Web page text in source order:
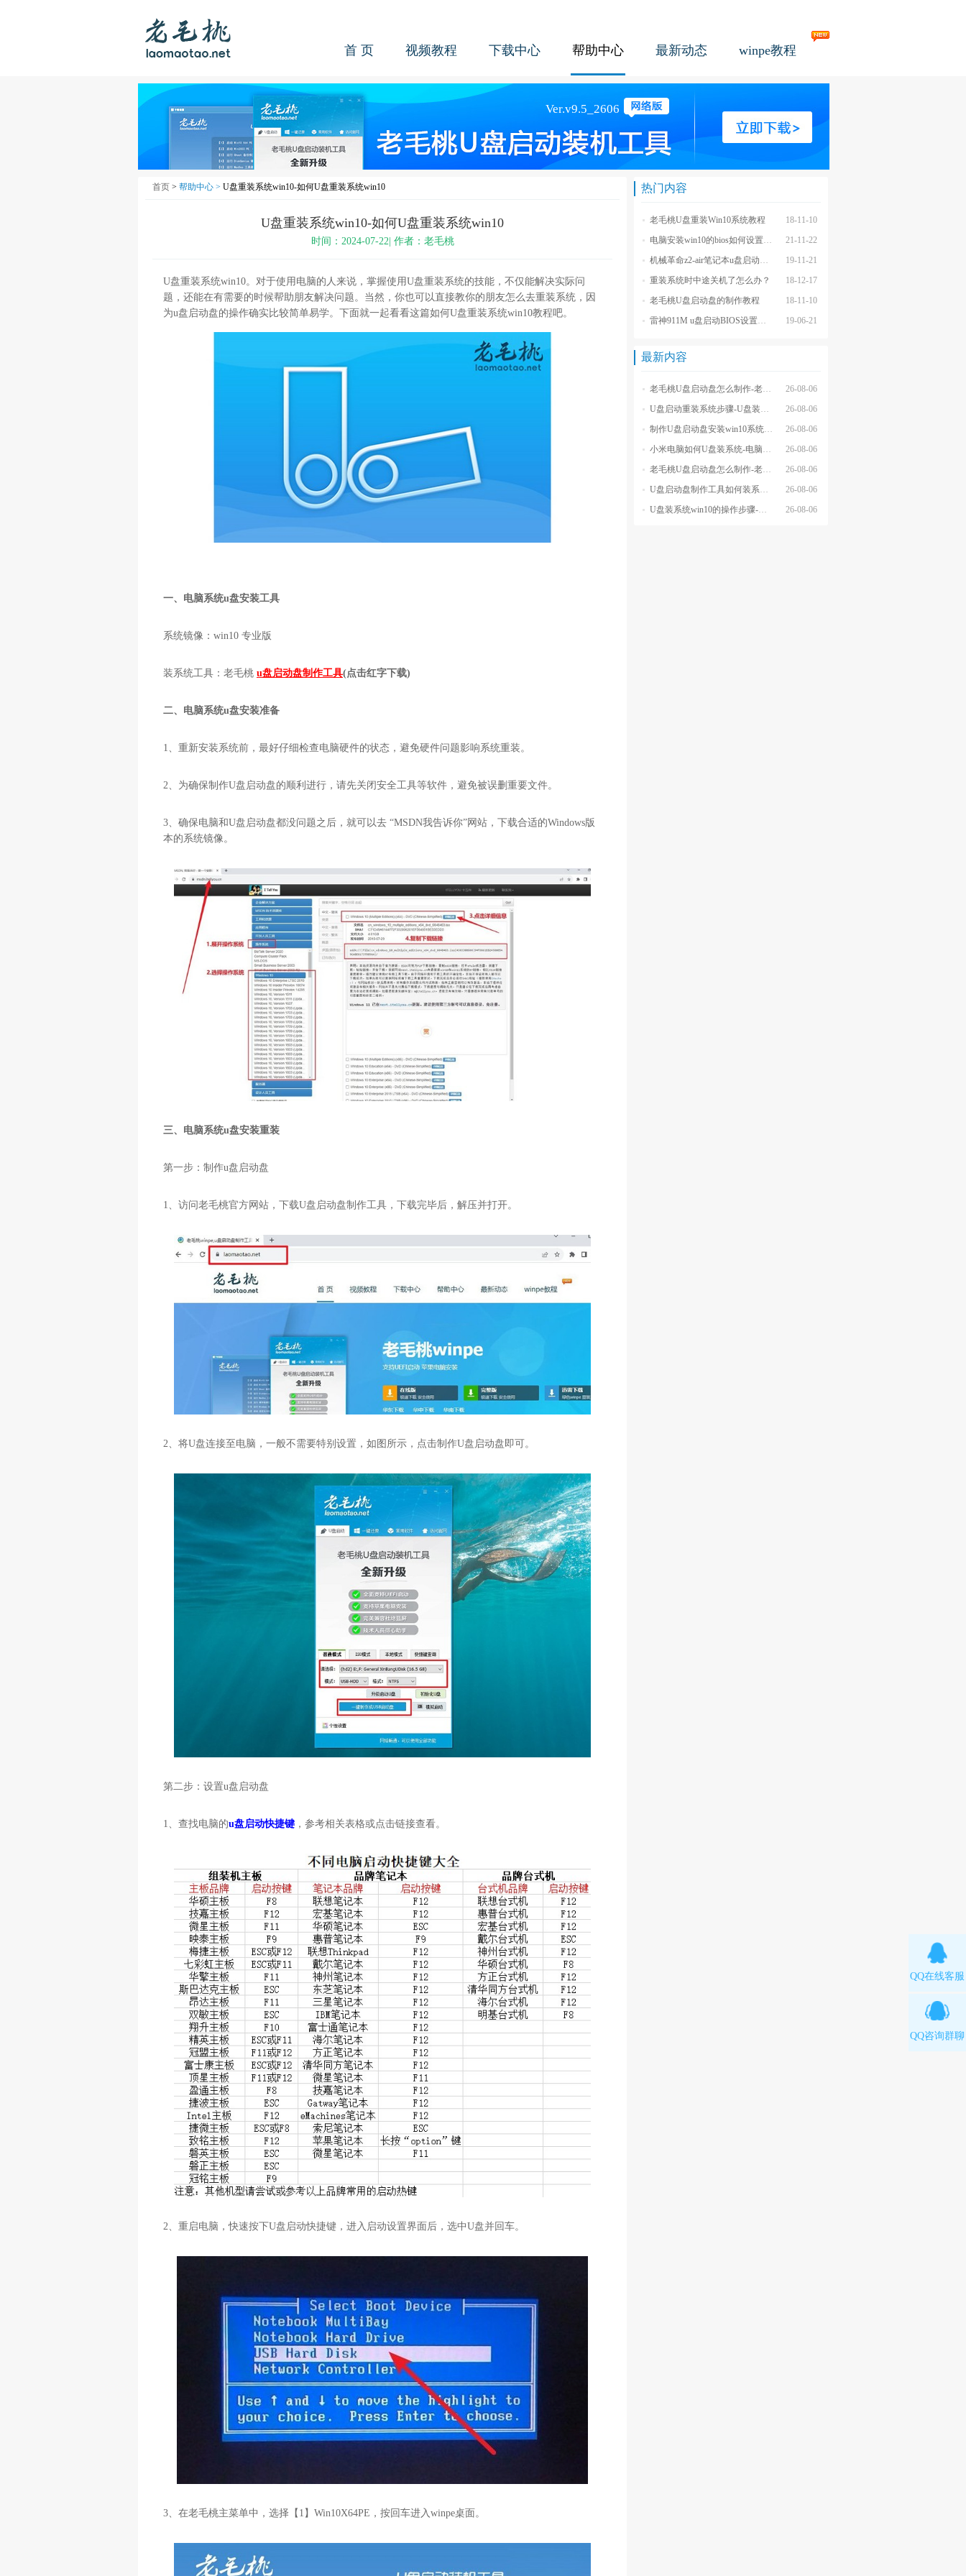
首 页 视频教程 下载中心 帮助中心 最新动态 winpe教程
首页 > 帮助中心 > U盘重装系统win10-如何U盘重装系统win10
U盘重装系统win10-如何U盘重装系统win10
时间：2024-07-22| 作者：老毛桃
U盘重装系统win10。对于使用电脑的人来说，掌握使用U盘重装系统的技能，不仅能解决实际问
题，还能在有需要的时候帮助朋友解决问题。当然，你也可以直接教你的朋友怎么去重装系统，因
为u盘启动盘的操作确实比较简单易学。下面就一起看看这篇如何U盘重装系统win10教程吧。
一、电脑系统u盘安装工具
系统镜像： win10 专业版
装系统工具：老毛桃 u盘启动盘制作工具(点击红字下载)
二、电脑系统u盘安装准备
1、重新安装系统前，最好仔细检查电脑硬件的状态，避免硬件问题影响系统重装。
2、为确保制作U盘启动盘的顺利进行，请先关闭安全工具等软件，避免被误删重要文件。
3、确保电脑和U盘启动盘都没问题之后，就可以去 “MSDN我告诉你”网站，下载合适的Windows版
本的系统镜像。
三、电脑系统u盘安装重装
第一步：制作u盘启动盘
1、访问老毛桃官方网站，下载U盘启动盘制作工具，下载完毕后，解压并打开。
2 、将U盘连接至电脑，一般不需要特别设置，如图所示，点击制作U盘启动盘即可。
第二步：设置u盘启动盘
1 、查找电脑的u盘启动快捷键 ，参考相关表格或点击链接查看。
2、重启电脑，快速按下U盘启动快捷键，进入启动设置界面后，选中U盘并回车。
3、在老毛桃主菜单中，选择【 1 】 Win10X64PE ，按回车进入winpe桌面。
热门内容
18-11-10
老毛桃U盘重装Win10系统教程
21-11-22
电脑安装win10的bios如何设置u盘图文教程
19-11-21
机械革命z2-air笔记本u盘启动BIOS设置教程
18-12-17
重装系统时中途关机了怎么办？
18-11-10
老毛桃U盘启动盘的制作教程
19-06-21
雷神911M u盘启动BIOS设置教程
最新内容
26-08-06
老毛桃U盘启动盘怎么制作-老毛桃winpeU盘启动盘制作步骤
26-08-06
U盘启动重装系统步骤-U盘装系统步骤操作
26-08-06
制作U盘启动盘安装win10系统步骤-制作U盘启动盘安装win10系统步骤
26-08-06
小米电脑如何U盘装系统-电脑怎么U盘装系统
26-08-06
老毛桃U盘启动盘怎么制作-老毛桃U盘启动盘制作步骤
26-08-06
U盘启动盘制作工具如何装系统- U盘启动盘制作工具怎么装系统
26-08-06
U盘装系统win10的操作步骤-外星人U盘装系统win10电脑
QQ在线客服
QQ咨询群聊